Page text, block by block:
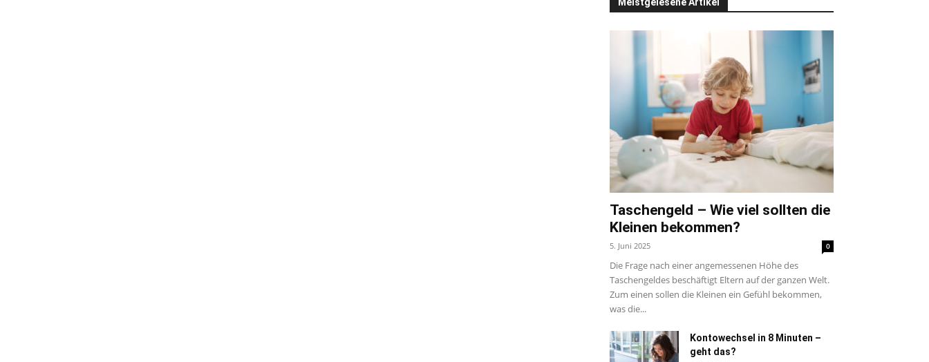
Taschengeld – Wie viel sollten die
Kleinen bekommen?
5. Juni 2025 0
Die Frage nach einer angemessenen Höhe des
Taschengeldes beschäftigt Eltern auf der ganzen Welt.
Zum einen sollen die Kleinen ein Gefühl bekommen,
was die...
Kontowechsel in 8 Minuten –
geht das?